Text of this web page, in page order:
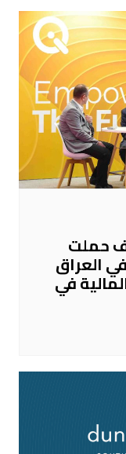
أوروبا 2026 كيف حملت
العراق
في